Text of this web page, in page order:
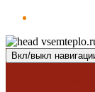
Вкл/выкл